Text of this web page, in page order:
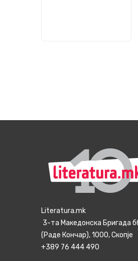
Literatura.mk
3-та Македонска Бригада
(Раде Кончар), 1000, Скопје
+389 76 444 490